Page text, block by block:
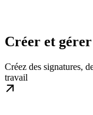
Créer et gérer
Créez des signatures,
travail